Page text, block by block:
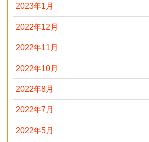
2023年1月
2022年12月
2022年11月
2022年10月
2022年8月
2022年7月
2022年5月